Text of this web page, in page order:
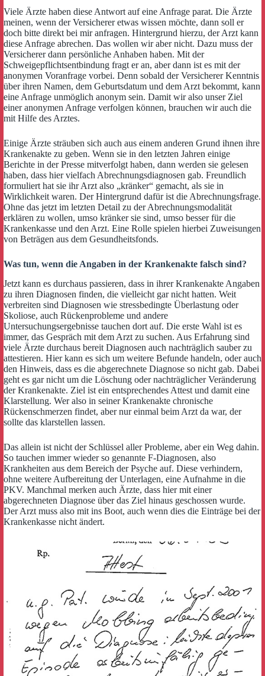
Viele Ärzte haben diese Antwort auf eine Anfrage parat. Die Ärzte
meinen, wenn der Versicherer etwas wissen möchte, dann soll er
doch bitte direkt bei mir anfragen. Hintergrund hierzu, der Arzt kann
diese Anfrage abrechen. Das wollen wir aber nicht. Dazu muss der
Versicherer dann persönliche Anhaben haben. Mit der
Schweigepflichtsentbindung fragt er an, aber dann ist es mit der
anonymen Voranfrage vorbei. Denn sobald der Versicherer Kenntnis
über ihren Namen, dem Geburtsdatum und dem Arzt bekommt, kann
eine Anfrage unmöglich anonym sein. Damit wir also unser Ziel
einer anonymen Anfrage verfolgen können, brauchen wir auch die
mit Hilfe des Arztes.
Einige Ärzte sträuben sich auch aus einem anderen Grund ihnen ihre
Krankenakte zu geben. Wenn sie in den letzten Jahren einige
Berichte in der Presse mitverfolgt haben, dann werden sie gelesen
haben, dass hier vielfach Abrechnungsdiagnosen gab. Freundlich
formuliert hat sie ihr Arzt also „kränker“ gemacht, als sie in
Wirklichkeit waren. Der Hintergrund dafür ist die Abrechnungsfrage.
Ohne das jetzt im letzten Detail zu der Abrechnungsmodalität
erklären zu wollen, umso kränker sie sind, umso besser für die
Krankenkasse und den Arzt. Eine Rolle spielen hierbei Zuweisungen
von Beträgen aus dem Gesundheitsfonds.
Was tun, wenn die Angaben in der Krankenakte falsch sind?
Jetzt kann es durchaus passieren, dass in ihrer Krankenakte Angaben
zu ihren Diagnosen finden, die vielleicht gar nicht hatten. Weit
verbreiten sind Diagnosen wie stressbedingte Überlastung oder
Skoliose, auch Rückenprobleme und andere
Untersuchungsergebnisse tauchen dort auf. Die erste Wahl ist es
immer, das Gespräch mit dem Arzt zu suchen. Aus Erfahrung sind
viele Ärzte durchaus bereit Diagnosen auch nachträglich sauber zu
attestieren. Hier kann es sich um weitere Befunde handeln, oder auch
den Hinweis, dass es die abgerechnete Diagnose so nicht gab. Dabei
geht es gar nicht um die Löschung oder nachträglicher Veränderung
der Krankenakte. Ziel ist ein entsprechendes Attest und damit eine
Klarstellung. Wer also in seiner Krankenakte chronische
Rückenschmerzen findet, aber nur einmal beim Arzt da war, der
sollte das klarstellen lassen.
Das allein ist nicht der Schlüssel aller Probleme, aber ein Weg dahin.
So tauchen immer wieder so genannte F-Diagnosen, also
Krankheiten aus dem Bereich der Psyche auf. Diese verhindern,
ohne weitere Aufbereitung der Unterlagen, eine Aufnahme in die
PKV. Manchmal merken auch Ärzte, dass hier mit einer
abgerechneten Diagnose über das Ziel hinaus geschossen wurde.
Der Arzt muss also mit ins Boot, auch wenn dies die Einträge bei der
Krankenkasse nicht ändert.